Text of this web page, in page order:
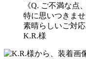
《Q. ご不満な
特に思いつきませ
素晴らしいご対
K.R.様